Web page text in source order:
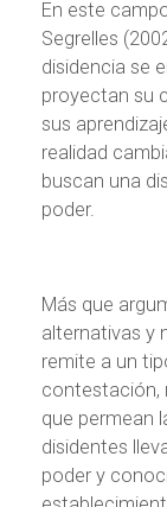
En este
Segrelles
disidencia se
proyectan su
sus
realidad
buscan una
poder.
Más que
alternativas y
remite a un
contestación,
que permean
disidentes
poder y